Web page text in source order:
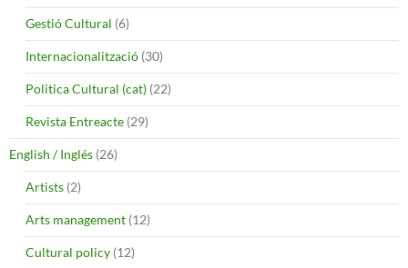
Gestió Cultural (6)
Internacionalització (30)
Politica Cultural (cat) (22)
Revista Entreacte (29)
English / Inglés (26)
Artists (2)
Arts management (12)
Cultural policy (12)